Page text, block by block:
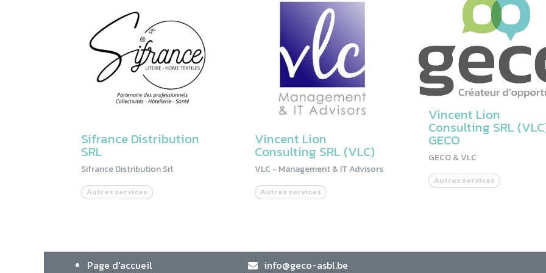
Sifrance Distribution
SRL
Sifrance Distribution Srl
Autres services
Vincent Lion
Consulting SRL (VLC)
VLC - Management & IT Advisors
Autres services
Vincent Lion
Consulting SRL
GECO
GECO & VLC
Autres services
info@geco-asbl.be
Page d'accueil